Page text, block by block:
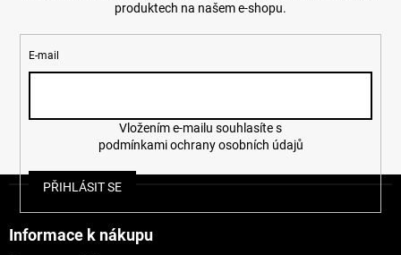
produktech na našem e-shopu.
E-mail
podmínkami ochrany osobních údajů
PŘIHLÁSIT SE
Informace k nákupu